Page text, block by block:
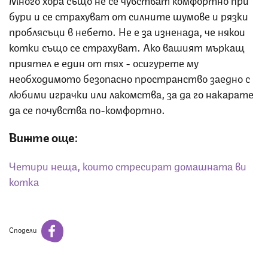
бури и се страхуват от силните шумове и рязки
проблясъци в небето. Не е за изненада, че някои
котки също се страхуват. Ако вашият мъркащ
приятел е един от тях - осигурете му
необходимото безопасно пространство заедно с
любими играчки или лакомства, за да го накарате
да се почувства по-комфортно.
Вижте още:
Четири неща, които стресират домашната ви
котка
Сподели